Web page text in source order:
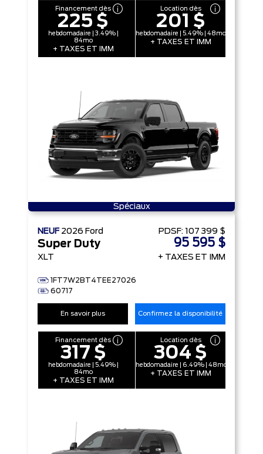
Financement dès
225 $
hebdomadaire | 3.49% |
84mo
+ TAXES ET IMM
Location dès
201 $
hebdomadaire | 5.49% | 48mo
+ TAXES ET IMM
Spéciaux
NEUF 2026 Ford
Super Duty
XLT
1FT7W2BT4TEE27026
60717
PDSF: 107 399 $
95 595 $
+ TAXES ET IMM
En savoir plus Confirmez la disponibilité
Financement dès
317 $
hebdomadaire | 5.49% |
84mo
+ TAXES ET IMM
Location dès
304 $
hebdomadaire | 6.49% | 48mo
+ TAXES ET IMM